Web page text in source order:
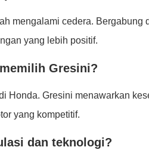
mengalami cedera. Bergabung
yang lebih positif.
Gresini?
Honda. Gresini menawarkan
yang kompetitif.
dan teknologi?